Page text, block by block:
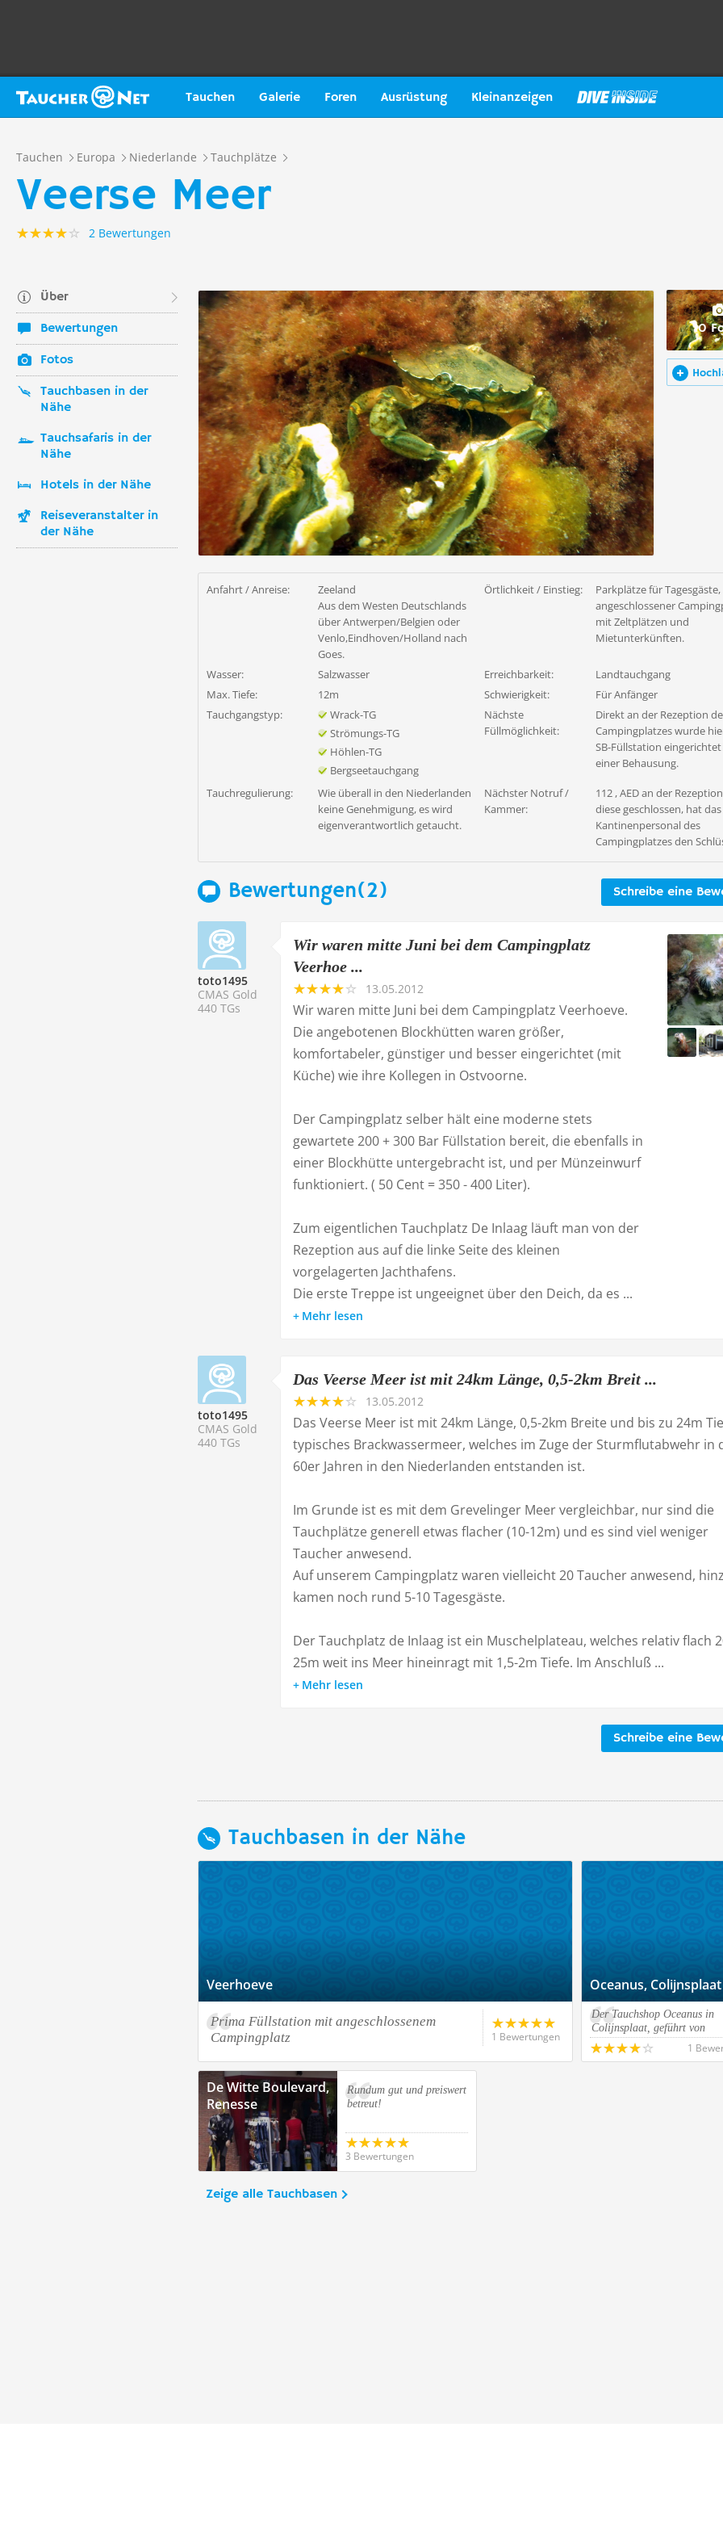
Tauchen Galerie Foren Ausrüstung Kleinanzeigen
Tauchen Europa Niederlande Tauchplätze
Veerse Meer
2 Bewertungen
Über
Bewertungen
Fotos
Tauchbasen in der
Nähe
Tauchsafaris in der
Nähe
Hotels in der Nähe
Reiseveranstalter in
der Nähe
10
Anfahrt / Anreise:
Zeeland
Aus dem Westen Deutschlands
über Antwerpen/Belgien oder
Venlo,Eindhoven/Holland nach
Goes.
Örtlichkeit / Einstieg:
Parkplätze für Tagesgäste,
angeschlossener
mit Zeltplätzen und
Mietunterkünften.
Wasser: Salzwasser Erreichbarkeit:
Landtauchgang
Max. Tiefe:
12m Schwierigkeit:
Für Anfänger
Tauchgangstyp:
Wrack-TG
Strömungs-TG
Höhlen-TG
Bergseetauchgang
Nächste
Füllmöglichkeit:
Direkt an der Rezeption
Campingplatzes wurde
SB-Füllstation eingerichtet
einer Behausung.
Tauchregulierung:
Wie überall in den Niederlanden
keine Genehmigung, es wird
eigenverantwortlich getaucht.
Nächster Notruf /
Kammer:
112 , AED an der
diese geschlossen, hat das
Kantinenpersonal des
Campingplatzes den
Schreibe eine
Bewertungen(2)
toto1495
CMAS Gold
440 TGs
Wir waren mitte Juni bei dem Campingplatz
Veerhoe ...
13.05.2012
Wir waren mitte Juni bei dem Campingplatz Veerhoeve.
Die angebotenen Blockhütten waren größer,
komfortabeler, günstiger und besser eingerichtet (mit
Küche) wie ihre Kollegen in Ostvoorne.
Der Campingplatz selber hält eine moderne stets
gewartete 200 + 300 Bar Füllstation bereit, die ebenfalls in
einer Blockhütte untergebracht ist, und per Münzeinwurf
funktioniert. ( 50 Cent = 350 - 400 Liter).
Zum eigentlichen Tauchplatz De Inlaag läuft man von der
Rezeption aus auf die linke Seite des kleinen
vorgelagerten Jachthafens.
Die erste Treppe ist ungeeignet über den Deich, da es ...
Mehr lesen
toto1495
CMAS Gold
440 TGs
Das Veerse Meer ist mit 24km Länge, 0,5-2km Breit ...
13.05.2012
Das Veerse Meer ist mit 24km Länge, 0,5-2km Breite und bis zu 24m
typisches Brackwassermeer, welches im Zuge der Sturmflutabwehr in
60er Jahren in den Niederlanden entstanden ist.
Im Grunde ist es mit dem Grevelinger Meer vergleichbar, nur sind die
Tauchplätze generell etwas flacher (10-12m) und es sind viel weniger
Taucher anwesend.
Auf unserem Campingplatz waren vielleicht 20 Taucher anwesend,
kamen noch rund 5-10 Tagesgäste.
Der Tauchplatz de Inlaag ist ein Muschelplateau, welches relativ flach
25m weit ins Meer hineinragt mit 1,5-2m Tiefe. Im Anschluß ...
Mehr lesen
Schreibe eine
Tauchbasen in der Nähe
Veerhoeve
Prima Füllstation mit angeschlossenem
Campingplatz
1 Bewertungen
Oceanus, Colijnsplaat
Der Tauchshop Oceanus in
Colijnsplaat, geführt von
1
De Witte Boulevard,
Renesse
Rundum gut und preiswert
betreut!
3 Bewertungen
Zeige alle Tauchbasen